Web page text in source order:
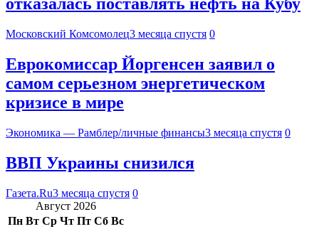
отказалась поставлять нефть на Кубу
Московский Комсомолец3 месяца спустя 0
Еврокомиссар Йоргенсен заявил о
самом серьезном энергетическом
кризисе в мире
Экономика — Рамблер/личные финансы3 месяца спустя 0
ВВП Украины снизился
Газета.Ru3 месяца спустя 0
Август 2026
Пн Вт Ср Чт Пт Сб Вс